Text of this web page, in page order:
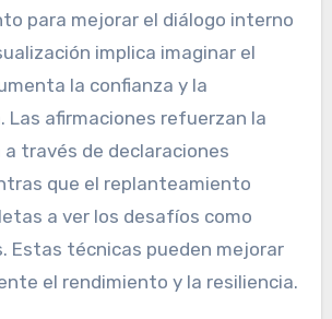
para mejorar el diálogo interno
implica imaginar el
la confianza y la
Las afirmaciones refuerzan la
través de declaraciones
que el replanteamiento
a ver los desafíos como
Estas técnicas pueden mejorar
el rendimiento y la resiliencia.